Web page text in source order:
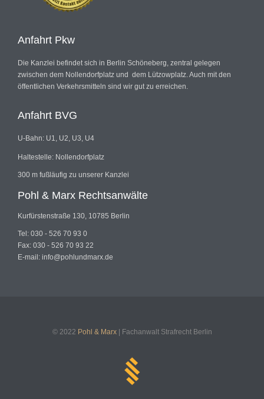
Anfahrt Pkw
Die Kanzlei befindet sich in Berlin Schöneberg, zentral gelegen
zwischen dem Nollendorfplatz und dem Lützowplatz. Auch mit den
öffentlichen Verkehrsmitteln sind wir gut zu erreichen.
Anfahrt BVG
U-Bahn: U1, U2, U3, U4
Haltestelle: Nollendorfplatz
300 m fußläufig zu unserer Kanzlei
Pohl & Marx Rechtsanwälte
Kurfürstenstraße 130, 10785 Berlin
Tel: 030 - 526 70 93 0
Fax: 030 - 526 70 93 22
E-mail: info@pohlundmarx.de
© 2022 Pohl & Marx| Fachanwalt Strafrecht Berlin